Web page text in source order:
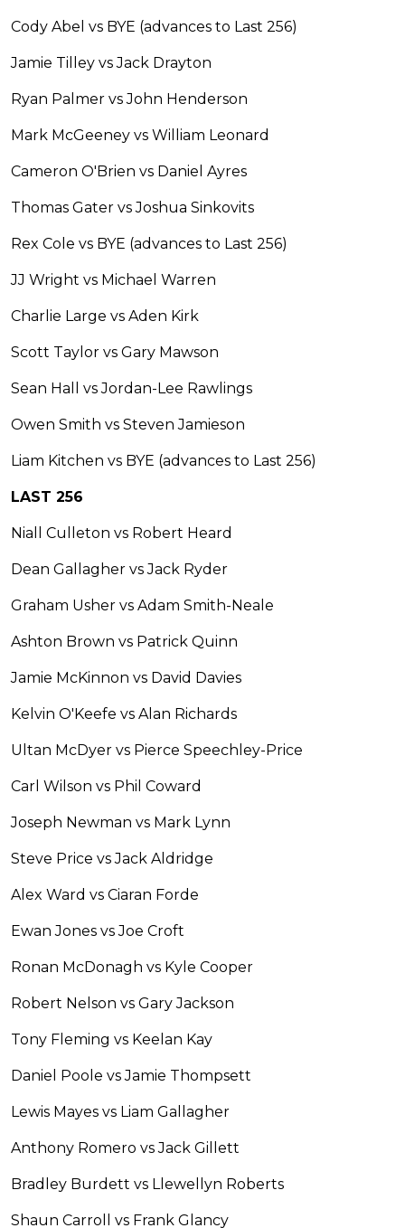
Cody Abel vs BYE (advances to Last 256)
Jamie Tilley vs Jack Drayton
Ryan Palmer vs John Henderson
Mark McGeeney vs William Leonard
Cameron O'Brien vs Daniel Ayres
Thomas Gater vs Joshua Sinkovits
Rex Cole vs BYE (advances to Last 256)
JJ Wright vs Michael Warren
Charlie Large vs Aden Kirk
Scott Taylor vs Gary Mawson
Sean Hall vs Jordan-Lee Rawlings
Owen Smith vs Steven Jamieson
Liam Kitchen vs BYE (advances to Last 256)
LAST 256
Niall Culleton vs Robert Heard
Dean Gallagher vs Jack Ryder
Graham Usher vs Adam Smith-Neale
Ashton Brown vs Patrick Quinn
Jamie McKinnon vs David Davies
Kelvin O'Keefe vs Alan Richards
Ultan McDyer vs Pierce Speechley-Price
Carl Wilson vs Phil Coward
Joseph Newman vs Mark Lynn
Steve Price vs Jack Aldridge
Alex Ward vs Ciaran Forde
Ewan Jones vs Joe Croft
Ronan McDonagh vs Kyle Cooper
Robert Nelson vs Gary Jackson
Tony Fleming vs Keelan Kay
Daniel Poole vs Jamie Thompsett
Lewis Mayes vs Liam Gallagher
Anthony Romero vs Jack Gillett
Bradley Burdett vs Llewellyn Roberts
Shaun Carroll vs Frank Glancy